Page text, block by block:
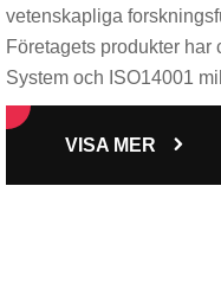
vetenskapliga
Företagets produkter
System och ISO14001
VISA MER